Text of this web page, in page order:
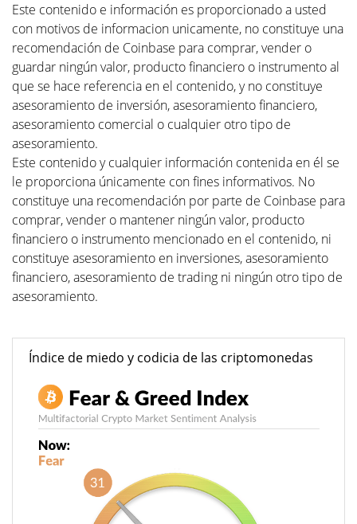
Este contenido e información es proporcionado a usted
con motivos de informacion unicamente, no constituye una
recomendación de Coinbase para comprar, vender o
guardar ningún valor, producto financiero o instrumento al
que se hace referencia en el contenido, y no constituye
asesoramiento de inversión, asesoramiento financiero,
asesoramiento comercial o cualquier otro tipo de
asesoramiento.
Este contenido y cualquier información contenida en él se
le proporciona únicamente con fines informativos. No
constituye una recomendación por parte de Coinbase para
comprar, vender o mantener ningún valor, producto
financiero o instrumento mencionado en el contenido, ni
constituye asesoramiento en inversiones, asesoramiento
financiero, asesoramiento de trading ni ningún otro tipo de
asesoramiento.
Índice de miedo y codicia de las criptomonedas